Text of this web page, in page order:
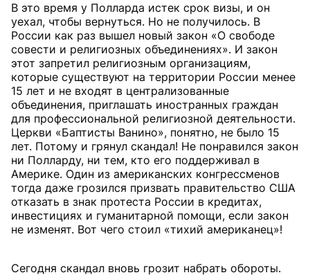
В это время у Полларда истек срок визы, и он
уехал, чтобы вернуться. Но не получилось. В
России как раз вышел новый закон «О свободе
совести и религиозных объединениях». И закон
этот запретил религиозным организациям,
которые существуют на территории России менее
15 лет и не входят в централизованные
объединения, приглашать иностранных граждан
для профессиональной религиозной деятельности.
Церкви «Баптисты Ванино», понятно, не было 15
лет. Потому и грянул скандал! Не понравился закон
ни Полларду, ни тем, кто его поддерживал в
Америке. Один из американских конгрессменов
тогда даже грозился призвать правительство США
отказать в знак протеста России в кредитах,
инвестициях и гуманитарной помощи, если закон
не изменят. Вот чего стоил «тихий американец»!
Сегодня скандал вновь грозит набрать обороты.